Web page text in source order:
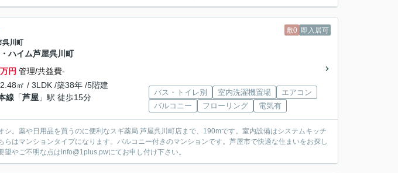
敷0 即入居可
呉川町
ハイム芦屋呉川町
万円 管理/共益費-
㎡ / 3LDK /築38年 /5階建
線 「芦屋 」駅 徒歩15分
バス・トイレ別 室内洗濯機置場
エアコン
バルコニー
フローリング 電気有
シ。薬や日用品を買うのに便利なスギ薬局 芦屋呉川町店まで、190mです。室内設備はシステムキッチ
はマンションタイプになります。バルコニー付きのマンションです。芦屋市で快適な住まいをお探し
やご不明な点はinfo@1plus.pwにてお申し付け下さい。